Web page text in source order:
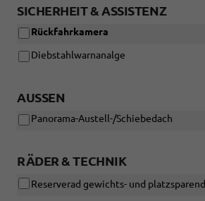
SICHERHEIT & ASSISTENZ
Rückfahrkamera
Diebstahlwarnanalge
AUSSEN
Panorama-Austell-/Schiebedach
RÄDER & TECHNIK
Reserverad gewichts- und platzsparend